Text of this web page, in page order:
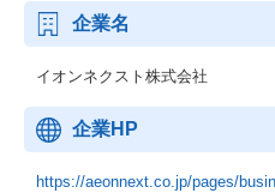
来るようになりたいと考えていま
クラウド環境はAzure、AWS、
ートクラウドまで、あらゆるプ
ています。
プログラミング言語については
といったモダンな言語も多くなっ
企業名
イオンネクスト株式会社
企業HP
https://aeonnext.co.jp/pages/